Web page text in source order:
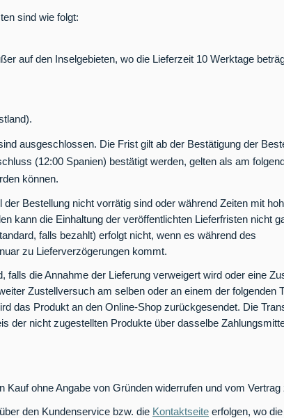
sind wie folgt:
auf den Inselgebieten, wo die Lieferzeit 10 Werktage
ausgeschlossen. Die Frist gilt ab der Bestätigung der
(12:00 Spanien) bestätigt werden, gelten als am
können.
Bestellung nicht vorrätig sind oder während Zeiten mit
kann die Einhaltung der veröffentlichten Lieferfristen nicht
falls bezahlt) erfolgt nicht, wenn es während des
zu Lieferverzögerungen kommt.
die Annahme der Lieferung verweigert wird oder eine
Zustellversuch am selben oder an einem der folgenden
das Produkt an den Online-Shop zurückgesendet. Die
der nicht zugestellten Produkte über dasselbe
ohne Angabe von Gründen widerrufen und vom
den Kundenservice bzw. die Kontaktseite erfolgen, wo